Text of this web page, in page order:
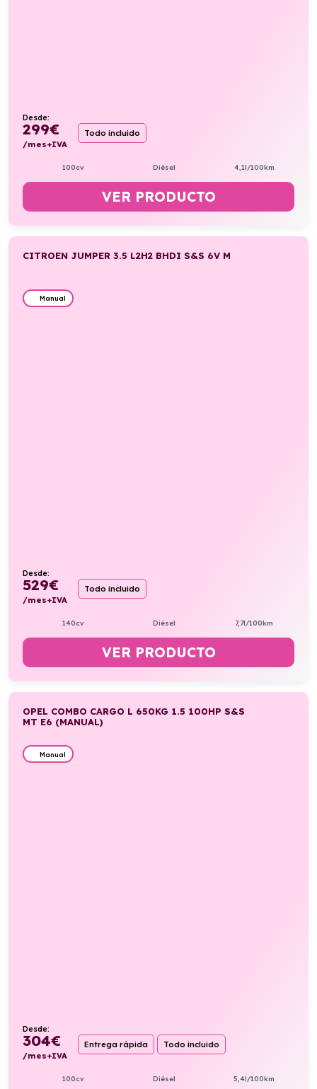
Desde:
299€
/mes+IVA
Todo incluido
100cv Diésel 4,1l/100km
VER PRODUCTO
CITROEN JUMPER 3.5 L2H2 BHDI S&S 6V M
Manual
Desde:
529€
/mes+IVA
Todo incluido
140cv Diésel 7,7l/100km
VER PRODUCTO
OPEL COMBO CARGO L 650KG 1.5 100HP S&S
MT E6 (MANUAL)
Manual
Desde:
304€
/mes+IVA
Entrega rápida Todo incluido
100cv Diésel 5,4l/100km